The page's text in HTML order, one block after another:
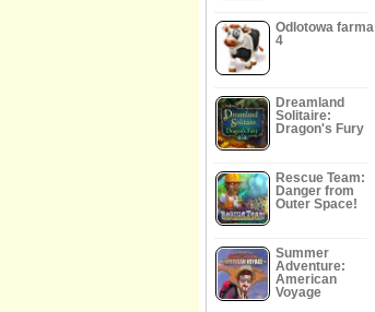
Odlotowa farma
4
Dreamland
Solitaire:
Dragon's Fury
Rescue Team:
Danger from
Outer Space!
Summer
Adventure:
American
Voyage